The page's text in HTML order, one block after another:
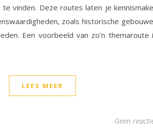
vinden. Deze routes laten je
zoals historische
Een voorbeeld van zo’n themaroute
LEES MEER
Geen